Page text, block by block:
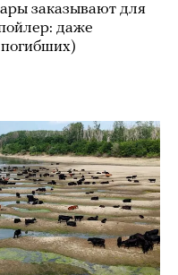
заказывают для
даже